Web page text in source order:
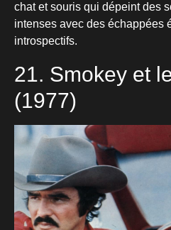
chat et souris qui dépeint des
intenses avec des échappées
introspectifs.
21. Smokey et
(1977)